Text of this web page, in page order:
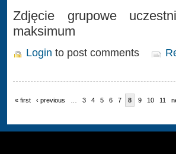
Zdjęcie grupowe
maksimum
Login to post comments
« first ‹ previous 3 4 5 6 7 8 9 10 11